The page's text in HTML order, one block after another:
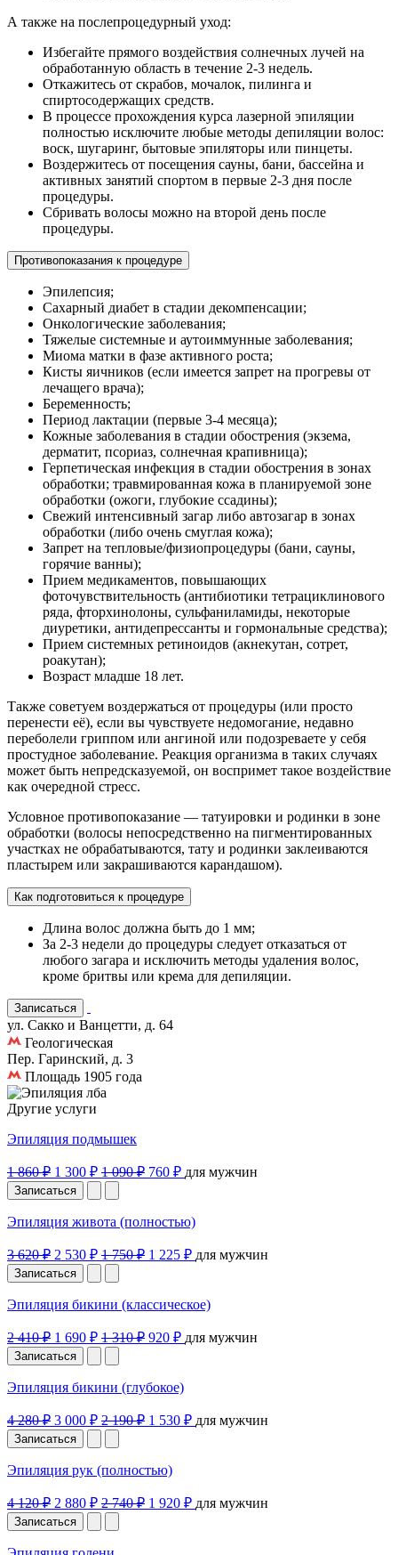
А также на послепроцедурный уход:
Избегайте прямого воздействия солнечных лучей на
обработанную область в течение 2-3 недель.
Откажитесь от скрабов, мочалок, пилинга и
спиртосодержащих средств.
В процессе прохождения курса лазерной эпиляции
полностью исключите любые методы депиляции волос:
воск, шугаринг, бытовые эпиляторы или пинцеты.
Воздержитесь от посещения сауны, бани, бассейна и
активных занятий спортом в первые 2-3 дня после
процедуры.
Сбривать волосы можно на второй день после
процедуры.
Противопоказания к процедуре
Эпилепсия;
Сахарный диабет в стадии декомпенсации;
Онкологические заболевания;
Тяжелые системные и аутоиммунные заболевания;
Миома матки в фазе активного роста;
Кисты яичников (если имеется запрет на прогревы от
лечащего врача);
Беременность;
Период лактации (первые 3-4 месяца);
Кожные заболевания в стадии обострения (экзема,
дерматит, псориаз, солнечная крапивница);
Герпетическая инфекция в стадии обострения в зонах
обработки; травмированная кожа в планируемой зоне
обработки (ожоги, глубокие ссадины);
Свежий интенсивный загар либо автозагар в зонах
обработки (либо очень смуглая кожа);
Запрет на тепловые/физиопроцедуры (бани, сауны,
горячие ванны);
Прием медикаментов, повышающих
фоточувствительность (антибиотики тетрациклинового
ряда, фторхинолоны, сульфаниламиды, некоторые
диуретики, антидепрессанты и гормональные средства);
Прием системных ретиноидов (акнекутан, сотрет,
роакутан);
Возраст младше 18 лет.
Также советуем воздержаться от процедуры (или просто
перенести её), если вы чувствуете недомогание, недавно
переболели гриппом или ангиной или подозреваете у себя
простудное заболевание. Реакция организма в таких случаях
может быть непредсказуемой, он воспримет такое воздействие
как очередной стресс.
Условное противопоказание — татуировки и родинки в зоне
обработки (волосы непосредственно на пигментированных
участках не обрабатываются, тату и родинки заклеиваются
пластырем или закрашиваются карандашом).
Как подготовиться к процедуре
Длина волос должна быть до 1 мм;
За 2-3 недели до процедуры следует отказаться от
любого загара и исключить методы удаления волос,
кроме бритвы или крема для депиляции.
Записаться
ул. Сакко и Ванцетти, д. 64
Геологическая
Пер. Гаринский, д. 3
Площадь 1905 года
Другие услуги
Эпиляция подмышек
1 860 ₽ 1 300 ₽ 1 090 ₽ 760 ₽ для мужчин
Записаться
Эпиляция живота (полностью)
3 620 ₽ 2 530 ₽ 1 750 ₽ 1 225 ₽ для мужчин
Записаться
Эпиляция бикини (классическое)
2 410 ₽ 1 690 ₽ 1 310 ₽ 920 ₽ для мужчин
Записаться
Эпиляция бикини (глубокое)
4 280 ₽ 3 000 ₽ 2 190 ₽ 1 530 ₽ для мужчин
Записаться
Эпиляция рук (полностью)
4 120 ₽ 2 880 ₽ 2 740 ₽ 1 920 ₽ для мужчин
Записаться